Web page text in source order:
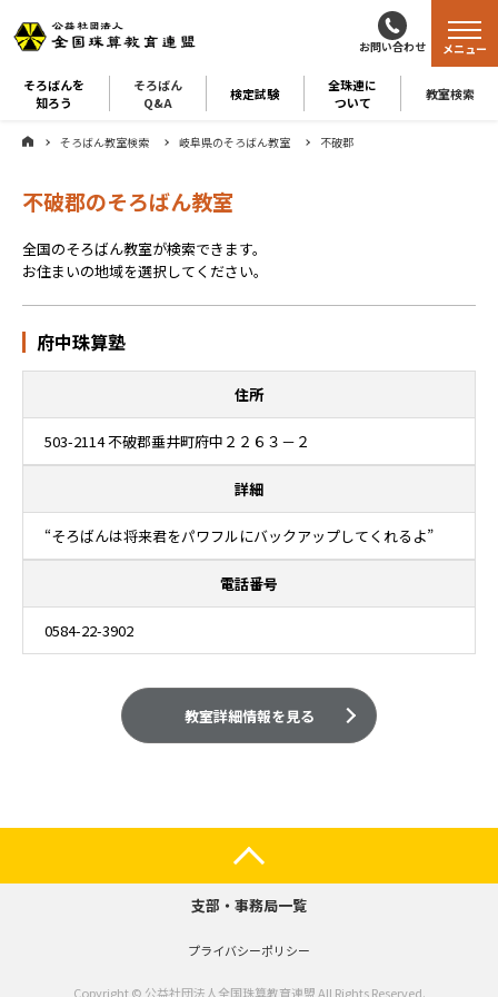
お問い合わせ
そろばんを
知ろう
そろばん
Q&A
検定試験
全珠連に
ついて
教室検索
メニュー
そろばん教室検索 岐阜県のそろばん教室 不破郡
不破郡のそろばん教室
全国のそろばん教室が検索できます。
お住まいの地域を選択してください。
府中珠算塾
住所
503-2114 不破郡垂井町府中２２６３－２
詳細
“そろばんは将来君をパワフルにバックアップしてくれるよ”
電話番号
0584-22-3902
教室詳細情報を見る
支部・事務局一覧
プライバシーポリシー
Copyright © 公益社団法人全国珠算教育連盟 All Rights Reserved.